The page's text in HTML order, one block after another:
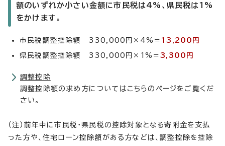
額のいずれか小さい金額に市民税は4%、県民税は1%
をかけます。
市民税調整控除額 330,000円×4%＝ 13,200円
県民税調整控除額 330,000円×1%＝3,300円
調整控除
調整控除額の求め方についてはこちらのページをご覧くだ
さい。
（注）前年中に市民税・県民税の控除対象となる寄附金を支払
った方や、住宅ローン控除額がある方などは、調整控除を控除